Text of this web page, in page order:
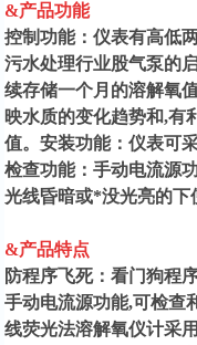
&产品功能
控制功能：仪表有高低
污水处理行业股气泵的
续存储一个月的溶解氧
映水质的变化趋势和,有
值。安装功能：仪表可
检查功能：手动电流源
光线昏暗或*没光亮的下
&产品特点
防程序飞死：看门狗程
手动电流源功能,可检查
线荧光法溶解氧仪计采